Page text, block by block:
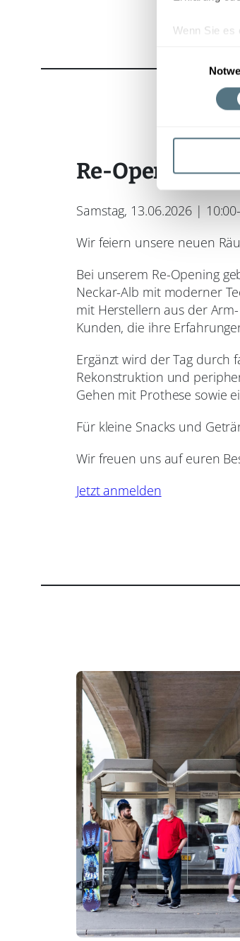
Wenn Sie es
Ihr
Erfahren
Einzelheiten
Wir
und die
Website an
der Dienste
Re-Opening:
Samstag, 13.06.2026 |
Wir feiern unsere neuen
Bei unserem Re-Opening
Neckar-Alb mit moderner
mit Herstellern aus der
Kunden, die ihre
Ergänzt wird der Tag durch
Rekonstruktion und
Gehen mit Prothese sowie
Für kleine Snacks und
Wir freuen uns auf euren
Jetzt anmelden